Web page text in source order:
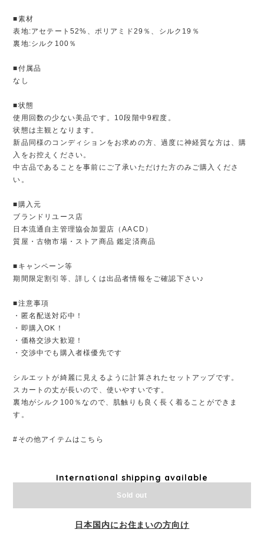
■素材
表地:アセテート52%、ポリアミド29％、シルク19％
裏地:シルク100％
■付属品
なし
■状態
使用回数の少ない美品です。10段階中9程度。
状態は主観となります。
新品同様のコンディションをお求めの方、過度に神経質な方は、購
入をお控えください。
中古品であることを事前にご了承いただけた方のみご購入くださ
い。
■購入元
ブランドリユース店
日本流通自主管理協会加盟店（AACD）
質屋・古物市場・ストア商品 鑑定済商品
■キャンペーン等
期間限定割引等、詳しくは出品者情報をご確認下さい♪
■注意事項
・匿名配送対応中！
・即購入OK！
・価格交渉大歓迎！
・交渉中でも購入者様優先です
シルエットが綺麗に見えるように計算されたセットアップです。
スカートの丈が長いので、使いやすいです。
裏地がシルク100％なので、肌触りも良く長く着ることができま
す。
#その他アイテムはこちら
International shipping available
Sold out
日本国内にお住まいの方向け